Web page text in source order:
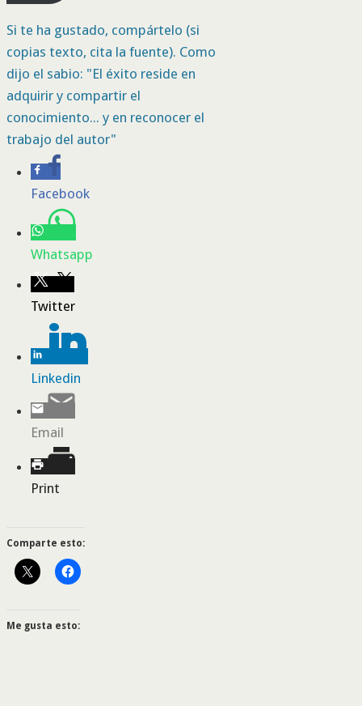
Si te ha gustado, compártelo (si
copias texto, cita la fuente). Como
dijo el sabio: "El éxito reside en
adquirir y compartir el
conocimiento... y en reconocer el
trabajo del autor"
Facebook
Whatsapp
Twitter
Linkedin
Email
Print
Comparte esto:
Me gusta esto: